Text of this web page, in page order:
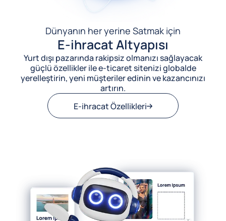
Dünyanın her yerine Satmak için
E-ihracat Altyapısı
Yurt dışı pazarında rakipsiz olmanızı sağlayacak
güçlü özellikler ile e-ticaret sitenizi globalde
yerelleştirin, yeni müşteriler edinin ve kazancınızı
artırın.
E-ihracat Özellikleri